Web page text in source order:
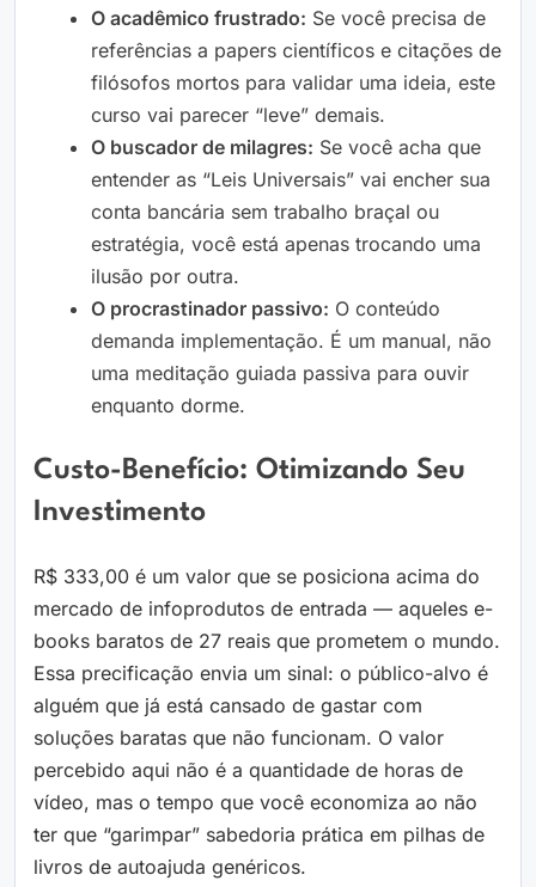
O acadêmico frustrado: Se você precisa de
referências a papers científicos e citações de
filósofos mortos para validar uma ideia, este
curso vai parecer “leve” demais.
O buscador de milagres: Se você acha que
entender as “Leis Universais” vai encher sua
conta bancária sem trabalho braçal ou
estratégia, você está apenas trocando uma
ilusão por outra.
O procrastinador passivo: O conteúdo
demanda implementação. É um manual, não
uma meditação guiada passiva para ouvir
enquanto dorme.
Custo-Benefício: Otimizando Seu
Investimento
R$ 333,00 é um valor que se posiciona acima do
mercado de infoprodutos de entrada — aqueles e-
books baratos de 27 reais que prometem o mundo.
Essa precificação envia um sinal: o público-alvo é
alguém que já está cansado de gastar com
soluções baratas que não funcionam. O valor
percebido aqui não é a quantidade de horas de
vídeo, mas o tempo que você economiza ao não
ter que “garimpar” sabedoria prática em pilhas de
livros de autoajuda genéricos.